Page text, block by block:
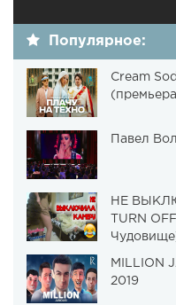
Популярное:
Cream
Павел
НЕ
TURN
MILLION
2019